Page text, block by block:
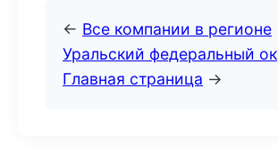
← Все компании в регионе
Уральский федеральный
Главная страница →